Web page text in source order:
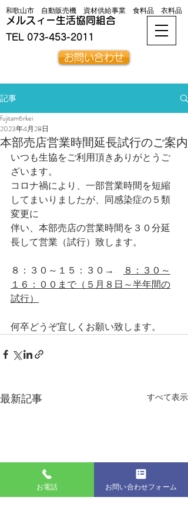
メルスィー生活協同組合
和歌山市 自動販売機 資材供給事業 食料品 衣料品
TEL 073-453-2011
お問い合わせ
記事
本部売店営業時間延長試行のご案内
fujitam6rkei
2023年4月28日
いつも生協をご利用頂きありがとうご
ざいます。
コロナ禍により、一部営業時間を短縮
してまいりましたが、同感染症の５類
変更に
伴い、本部売店の営業時間を３０分延
長して営業（試行）致します。
８：３０～１５：３０→
８：３０～
１６：００まで（５月８日～半年間の
試行）
何卒どうぞ宜しくお願い致します。
最新記事 すべて表示
お電話 お問い合わせフォーム